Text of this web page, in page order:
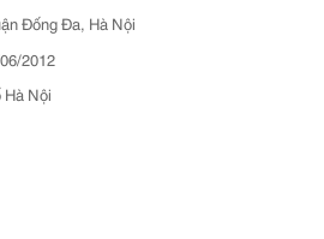
Đống Đa, Hà Nội
2012
Nội